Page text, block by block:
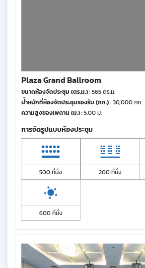
Plaza Grand Ballroom
ขนาดห้องจัดประชุม (ตร.ม.): 565 ตร.ม.
น้ำหนักที่ห้องจัดประชุมรองรับ (กก.): 30,000 กก.
ความสูงของเพดาน (ม.): 5.00 ม.
การจัดรูปแบบห้องประชุม
500 ที่นั่ง 200 ที่นั่ง
600 ที่นั่ง